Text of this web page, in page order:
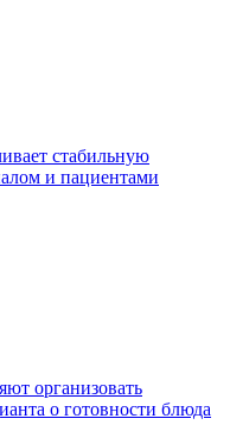
стабильную
и пациентами
организовать
о готовности блюда